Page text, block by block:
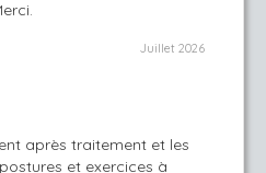
Juillet 2026
après traitement et les
et exercices à